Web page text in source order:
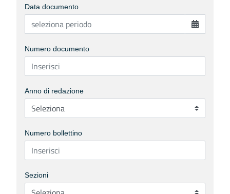
Data documento
Numero documento
Anno di redazione
Numero bollettino
Sezioni